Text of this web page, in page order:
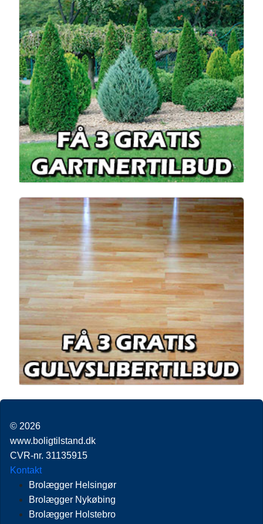
© 2026
www.boligtilstand.dk
CVR-nr. 31135915
Kontakt
Brolægger Helsingør
Brolægger Nykøbing
Brolægger Holstebro